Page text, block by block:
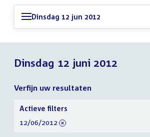
Dinsdag 12 jun 2012
Dinsdag 12 juni 2012
Verfijn uw resultaten
Verfijn
uw
resultaten
Actieve filters
verwijder
12/06/2012